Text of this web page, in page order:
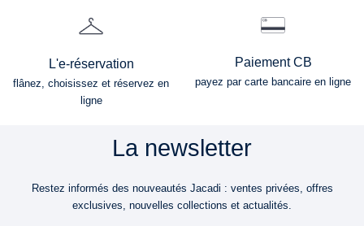
L'e-réservation
flânez, choisissez et réservez en
ligne
Paiement CB
payez par carte bancaire en ligne
La newsletter
Restez informés des nouveautés Jacadi : ventes privées, offres
exclusives, nouvelles collections et actualités.